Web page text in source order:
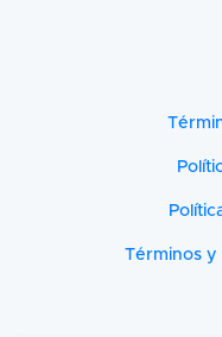
Términos y